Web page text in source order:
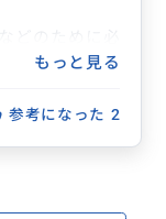
どのために必
ンタビューな
てくれるとき
１人歩きもで
もっと見る
参考になった 2